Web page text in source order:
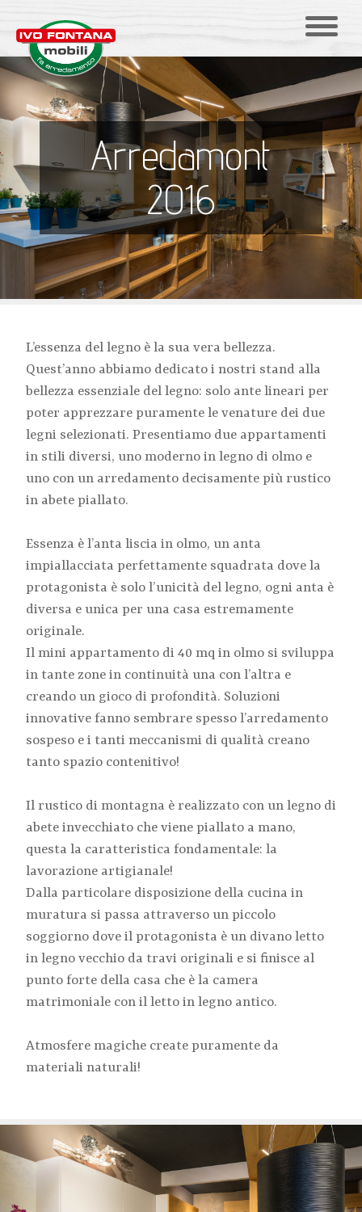
Arredamont
2016
L’essenza del legno è la sua vera bellezza.
Quest’anno abbiamo dedicato i nostri stand alla
bellezza essenziale del legno: solo ante lineari per
poter apprezzare puramente le venature dei due
legni selezionati. Presentiamo due appartamenti
in stili diversi, uno moderno in legno di olmo e
uno con un arredamento decisamente più rustico
in abete piallato.
Essenza è l’anta liscia in olmo, un anta
impiallacciata perfettamente squadrata dove la
protagonista è solo l’unicità del legno, ogni anta è
diversa e unica per una casa estremamente
originale.
Il mini appartamento di 40 mq in olmo si sviluppa
in tante zone in continuità una con l’altra e
creando un gioco di profondità. Soluzioni
innovative fanno sembrare spesso l’arredamento
sospeso e i tanti meccanismi di qualità creano
tanto spazio contenitivo!
Il rustico di montagna è realizzato con un legno di
abete invecchiato che viene piallato a mano,
questa la caratteristica fondamentale: la
lavorazione artigianale!
Dalla particolare disposizione della cucina in
muratura si passa attraverso un piccolo
soggiorno dove il protagonista è un divano letto
in legno vecchio da travi originali e si finisce al
punto forte della casa che è la camera
matrimoniale con il letto in legno antico.
Atmosfere magiche create puramente da
materiali naturali!